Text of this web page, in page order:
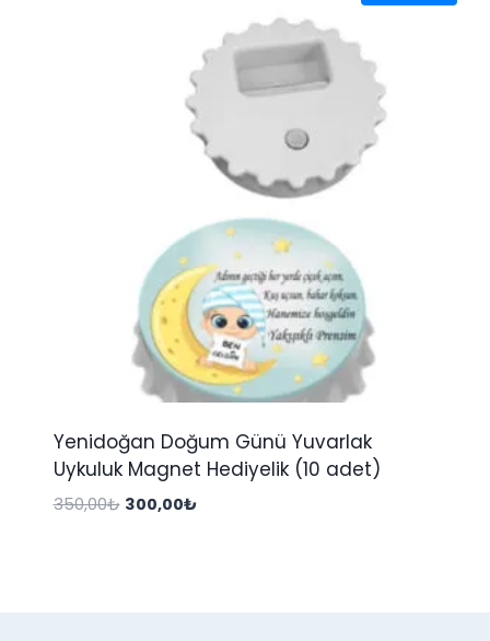
Yenidoğan Doğum Günü Yuvarlak
Uykuluk Magnet Hediyelik (10 adet)
350,00₺ Orijinal
300,00₺Şu